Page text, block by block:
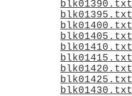
blk01390.txt
blk01395.txt
blk01400.txt
blk01405.txt
blk01410.txt
blk01415.txt
blk01420.txt
blk01425.txt
blk01430.txt